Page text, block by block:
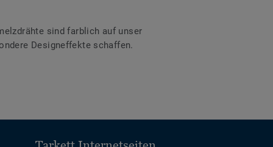
sind farblich auf unser
Designeffekte schaffen.